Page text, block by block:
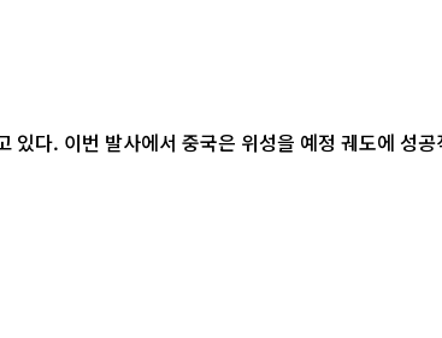
다. 이번 발사에서 중국은 위성을 예정 궤도에 성